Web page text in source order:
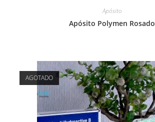
Apósito
Apósito Polymen Rosado
AGOTADO